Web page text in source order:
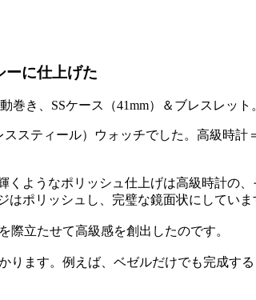
に仕上げた
スティール）ウォッチでした。高級時
ようなポリッシュ仕上げは高級時計の
ポリッシュし、完璧な鏡面状にしていま
際立たせて高級感を創出したのです。
ります。例えば、ベゼルだけでも完成